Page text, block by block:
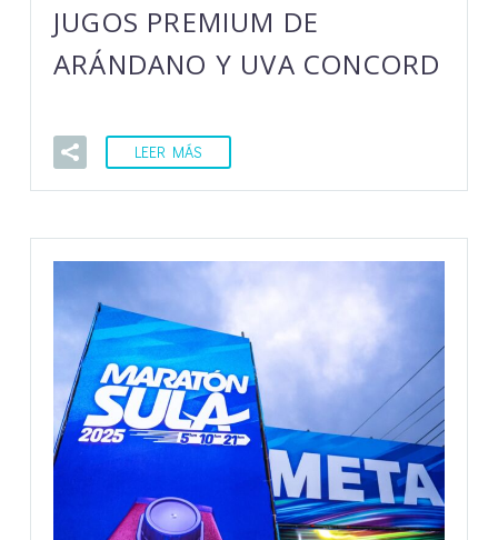
JUGOS PREMIUM DE
ARÁNDANO Y UVA CONCORD
LEER MÁS